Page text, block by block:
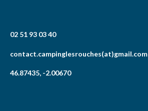
02 51 93 03 40
contact.campinglesrouches(at)gmail.com
46.87435, -2.00670